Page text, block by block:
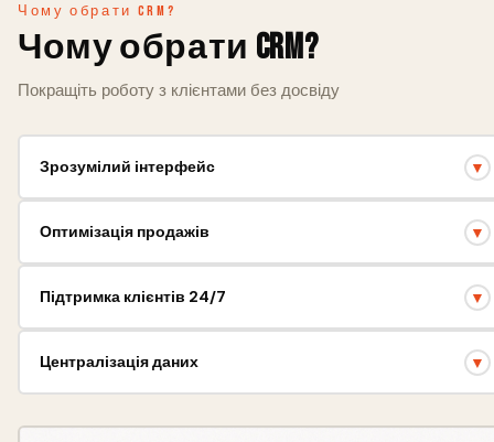
Чому обрати CRM?
Чому обрати CRM?
Покращіть роботу з клієнтами без досвіду
Зрозумілий інтерфейс ▼
Оптимізація продажів ▼
Підтримка клієнтів 24/7 ▼
Централізація даних ▼